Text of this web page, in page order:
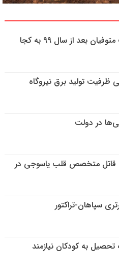
انتقال سهام عدالت متوفیان بعد از سال ۹۹ به کجا
مگاواتی ظرفیت تولید برق نیروگاه
در دولت
متخصص قلب یاسوجی در
سپاهان-تراکتور
به کودکان نیازمند